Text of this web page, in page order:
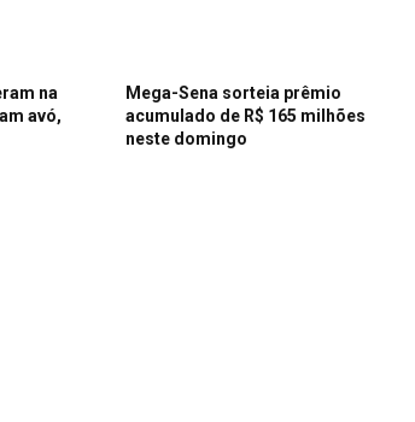
na
avó,
Mega-Sena sorteia prêmio
acumulado de R$ 165 milhões
neste domingo